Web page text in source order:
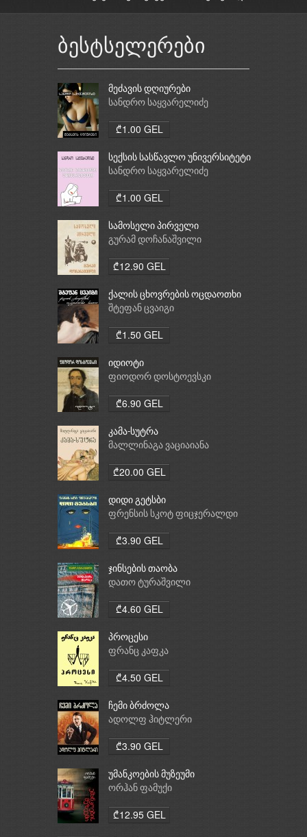
ბესტსელერები
მეძავის დღიურები
სანდრო საყვარელიძე
₾1.00 GEL
სექსის სასწავლო უნივერსიტეტი
სანდრო საყვარელიძე
₾1.00 GEL
სამოსელი პირველი
გურამ დოჩანაშვილი
₾12.90 GEL
ქალის ცხოვრების ოცდაოთხი
საათი
შტეფან ცვაიგი
₾1.50 GEL
იდიოტი
ფიოდორ დოსტოევსკი
₾6.90 GEL
კამა-სუტრა
მალლინაგა ვაციაიანა
₾20.00 GEL
დიდი გეტსბი
ფრენსის სკოტ ფიცჯერალდი
₾3.90 GEL
ჯინსების თაობა
დათო ტურაშვილი
₾4.60 GEL
პროცესი
ფრანც კაფკა
₾4.50 GEL
ჩემი ბრძოლა
ადოლფ ჰიტლერი
₾3.90 GEL
უმანკოების მუზეუმი
ორჰან ფამუქი
₾12.95 GEL